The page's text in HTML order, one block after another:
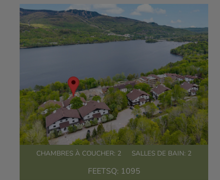
CHAMBRES À COUCHER: 2 SALLES DE BAIN: 2
FEETSQ: 1095